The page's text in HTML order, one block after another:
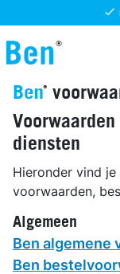
Overslaan en
¡®
diensten
Hieronder vind
voorwaarden,
Algemeen
Ben algemene
Ben